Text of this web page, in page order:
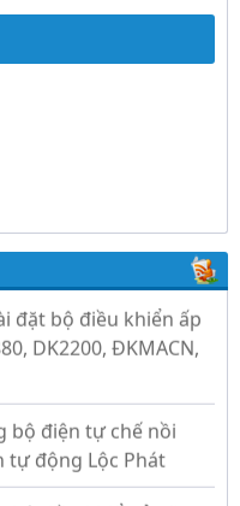
Nước - Giải Pháp Ấp
Bồ Câu
đặt bộ điều khiển ấp
DK2200, ĐKMACN,
bộ điện tự chế nồi
điều khiển ủ sữa
Phát